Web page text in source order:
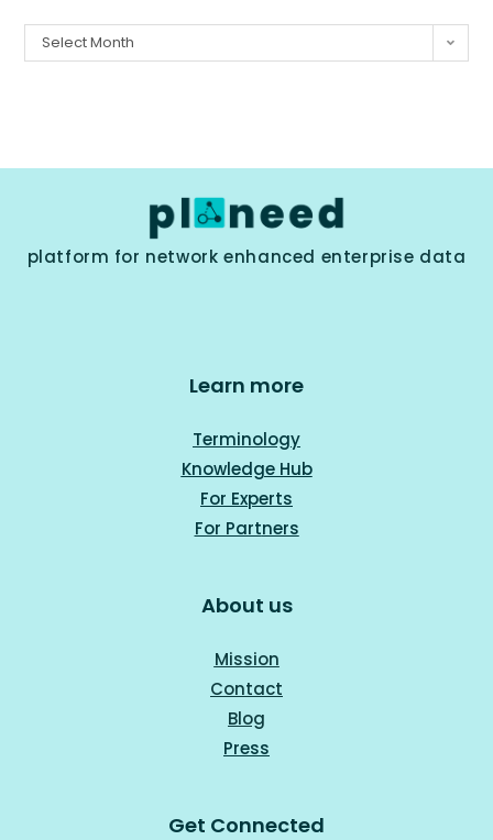
Select Month
platform for network enhanced enterprise data
Learn more
Terminology
Knowledge Hub
For Experts
For Partners
About us
Mission
Contact
Blog
Press
Get Connected